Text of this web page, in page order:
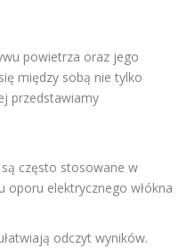
powietrza oraz jego
między sobą nie tylko
przedstawiamy
często stosowane w
oporu elektrycznego włókna
odczyt wyników.